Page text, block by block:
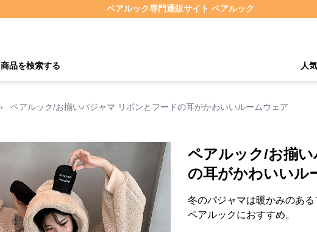
ペアルック専門通販サイト ペアルック
商品を検索する 人
› ペアルック/お揃いパジャマ リボンとフードの耳がかわいいルームウェア
ペアルック/お揃
の耳がかわいいル
冬のパジャマは暖かみのあ
ペアルックにおすすめ。